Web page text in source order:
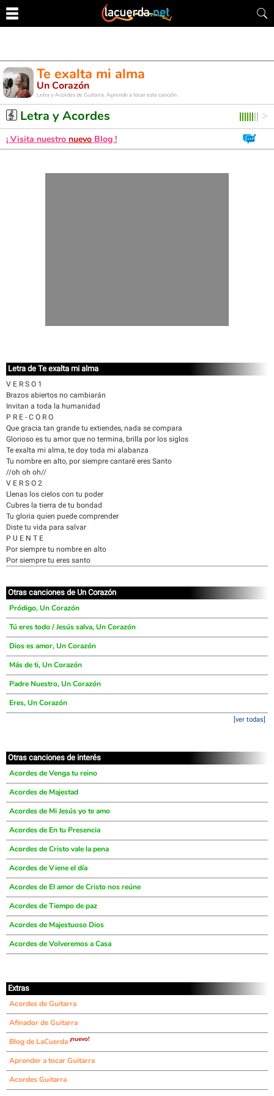
Te exalta mi alma
Un Corazón
Letra y Acordes de Guitarra. Aprende a tocar esta canción
Letra y Acordes
¡ Visita nuestro nuevo Blog !
Letra de Te exalta mi alma
V E R S O 1
Brazos abiertos no cambiarán
Invitan a toda la humanidad
P R E - C O R O
Que gracia tan grande tu extiendes, nada se compara
Glorioso es tu amor que no termina, brilla por los siglos
Te exalta mi alma, te doy toda mi alabanza
Tu nombre en alto, por siempre cantaré eres Santo
//oh oh oh//
V E R S O 2
Llenas los cielos con tu poder
Cubres la tierra de tu bondad
Tu gloria quien puede comprender
Diste tu vida para salvar
P U E N T E
Por siempre tu nombre en alto
Por siempre tu eres santo
Otras canciones de Un Corazón
Pródigo, Un Corazón
Tú eres todo / Jesús salva, Un Corazón
Dios es amor, Un Corazón
Más de ti, Un Corazón
Padre Nuestro, Un Corazón
Eres, Un Corazón
[ver todas]
Otras canciones de interés
Acordes de Venga tu reino
Acordes de Majestad
Acordes de Mi Jesús yo te amo
Acordes de En tu Presencia
Acordes de Cristo vale la pena
Acordes de Viene el día
Acordes de El amor de Cristo nos reúne
Acordes de Tiempo de paz
Acordes de Majestuoso Dios
Acordes de Volveremos a Casa
Extras
Acordes de Guitarra
Afinador de Guitarra
Blog de LaCuerda ¡nuevo!
Aprender a tocar Guitarra
Acordes Guitarra